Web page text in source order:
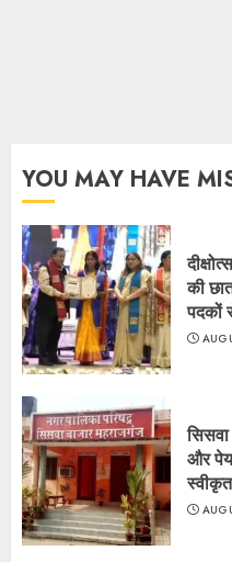
YOU MAY HAVE
की
पदकों
और
स्वीकृत